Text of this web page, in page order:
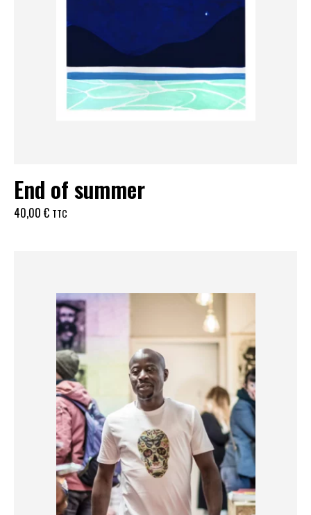
End of summer
40,00 € TTC